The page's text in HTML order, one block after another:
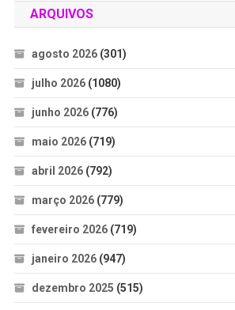
ARQUIVOS
agosto 2026(301)
julho 2026(1080)
junho 2026(776)
maio 2026(719)
abril 2026(792)
março 2026(779)
fevereiro 2026(719)
janeiro 2026(947)
dezembro 2025 (515)